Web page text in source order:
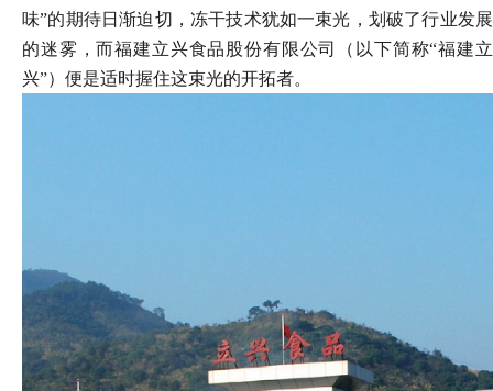
味”的期待日渐迫切，冻干技术犹如一束光，划破了行业发展
的迷雾，而福建立兴食品股份有限公司（以下简称“福建立
兴”）便是适时握住这束光的开拓者。